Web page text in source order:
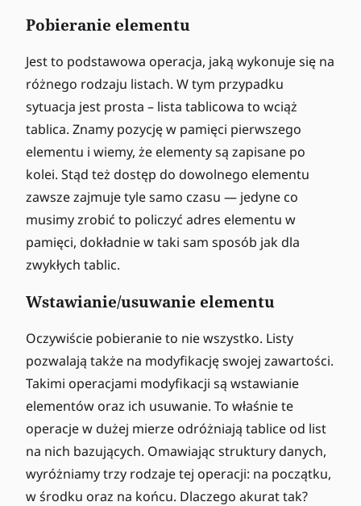
Pobieranie elementu
Jest to podstawowa operacja, jaką wykonuje się na
różnego rodzaju listach. W tym przypadku
sytuacja jest prosta – lista tablicowa to wciąż
tablica. Znamy pozycję w pamięci pierwszego
elementu i wiemy, że elementy są zapisane po
kolei. Stąd też dostęp do dowolnego elementu
zawsze zajmuje tyle samo czasu — jedyne co
musimy zrobić to policzyć adres elementu w
pamięci, dokładnie w taki sam sposób jak dla
zwykłych tablic.
Wstawianie/usuwanie elementu
Oczywiście pobieranie to nie wszystko. Listy
pozwalają także na modyfikację swojej zawartości.
Takimi operacjami modyfikacji są wstawianie
elementów oraz ich usuwanie. To właśnie te
operacje w dużej mierze odróżniają tablice od list
na nich bazujących. Omawiając struktury danych,
wyróżniamy trzy rodzaje tej operacji: na początku,
w środku oraz na końcu. Dlaczego akurat tak?